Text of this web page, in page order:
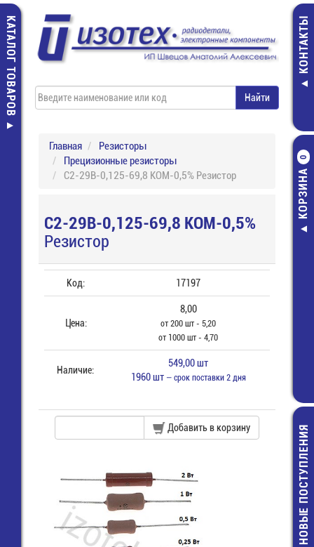
КАТАЛОГ ТОВАРОВ КОНТАКТЫ
КОРЗИНА
0
AA
НОВЫЕ ПОСТУПЛЕНИЯ
Главная
Резисторы
Прецизионные резисторы
С2-29В-0,125-69,8 КОМ-0,5% Резистор
С2-29В-0,125-69,8 КОМ-0,5%
Резистор
Код: 17197
Цена:
8,00
от 200 шт - 5,20
от 1000 шт - 4,70
Наличие:
549,00 шт
1960 шт— срок поставки 2 дня
Добавить в корзину